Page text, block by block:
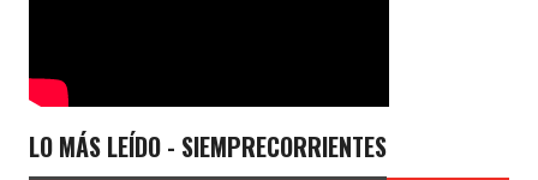
LO MÁS LEÍDO - SIEMPRECORRIENTES